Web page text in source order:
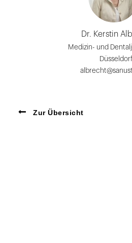
Dr. Kerstin
Medizin- und
Düsseldorf
Zur Übersicht